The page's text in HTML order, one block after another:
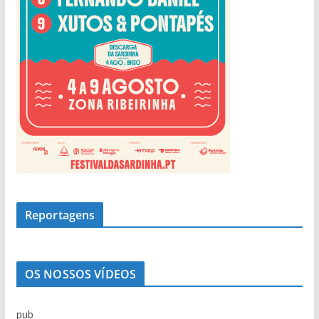
Reportagens
OS NOSSOS VÍDEOS
pub